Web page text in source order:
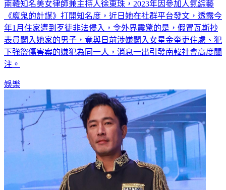
南韓知名美女律師兼主持人徐東珠，2023年因參加人氣綜藝
《魔鬼的計謀》打開知名度，近日她在社群平台發文，透露今
年1月住家遭到歹徒非法侵入，令外界震驚的是，假冒瓦斯抄
表員闖入她家的男子，竟與日前涉嫌闖入女星金奎吏住處、犯
下強盜傷害案的嫌犯為同一人，消息一出引發南韓社會高度關